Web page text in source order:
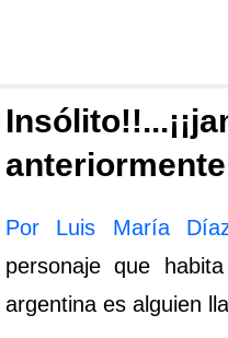
Por Luis María
personaje que
argentina es alguien